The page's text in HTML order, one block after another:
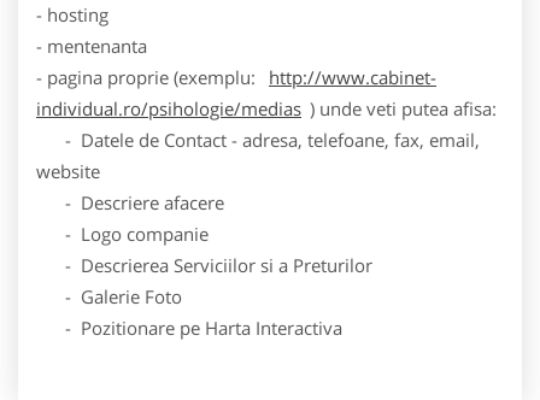
- hosting
- mentenanta
- pagina proprie (exemplu:
http://www.cabinet-
individual.ro/psihologie/medias ) unde veti putea afisa:
- Datele de Contact - adresa, telefoane, fax, email,
website
- Descriere afacere
- Logo companie
- Descrierea Serviciilor si a Preturilor
- Galerie Foto
- Pozitionare pe Harta Interactiva